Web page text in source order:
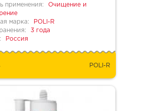
применения:
Очищение и
марка:
POLI-R
3 года
Россия
POLI-R